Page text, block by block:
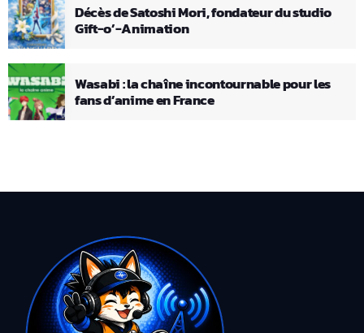
Décès de Satoshi Mori, fondateur du studio
Gift-o’-Animation
Wasabi : la chaîne incontournable pour les
fans d’anime en France